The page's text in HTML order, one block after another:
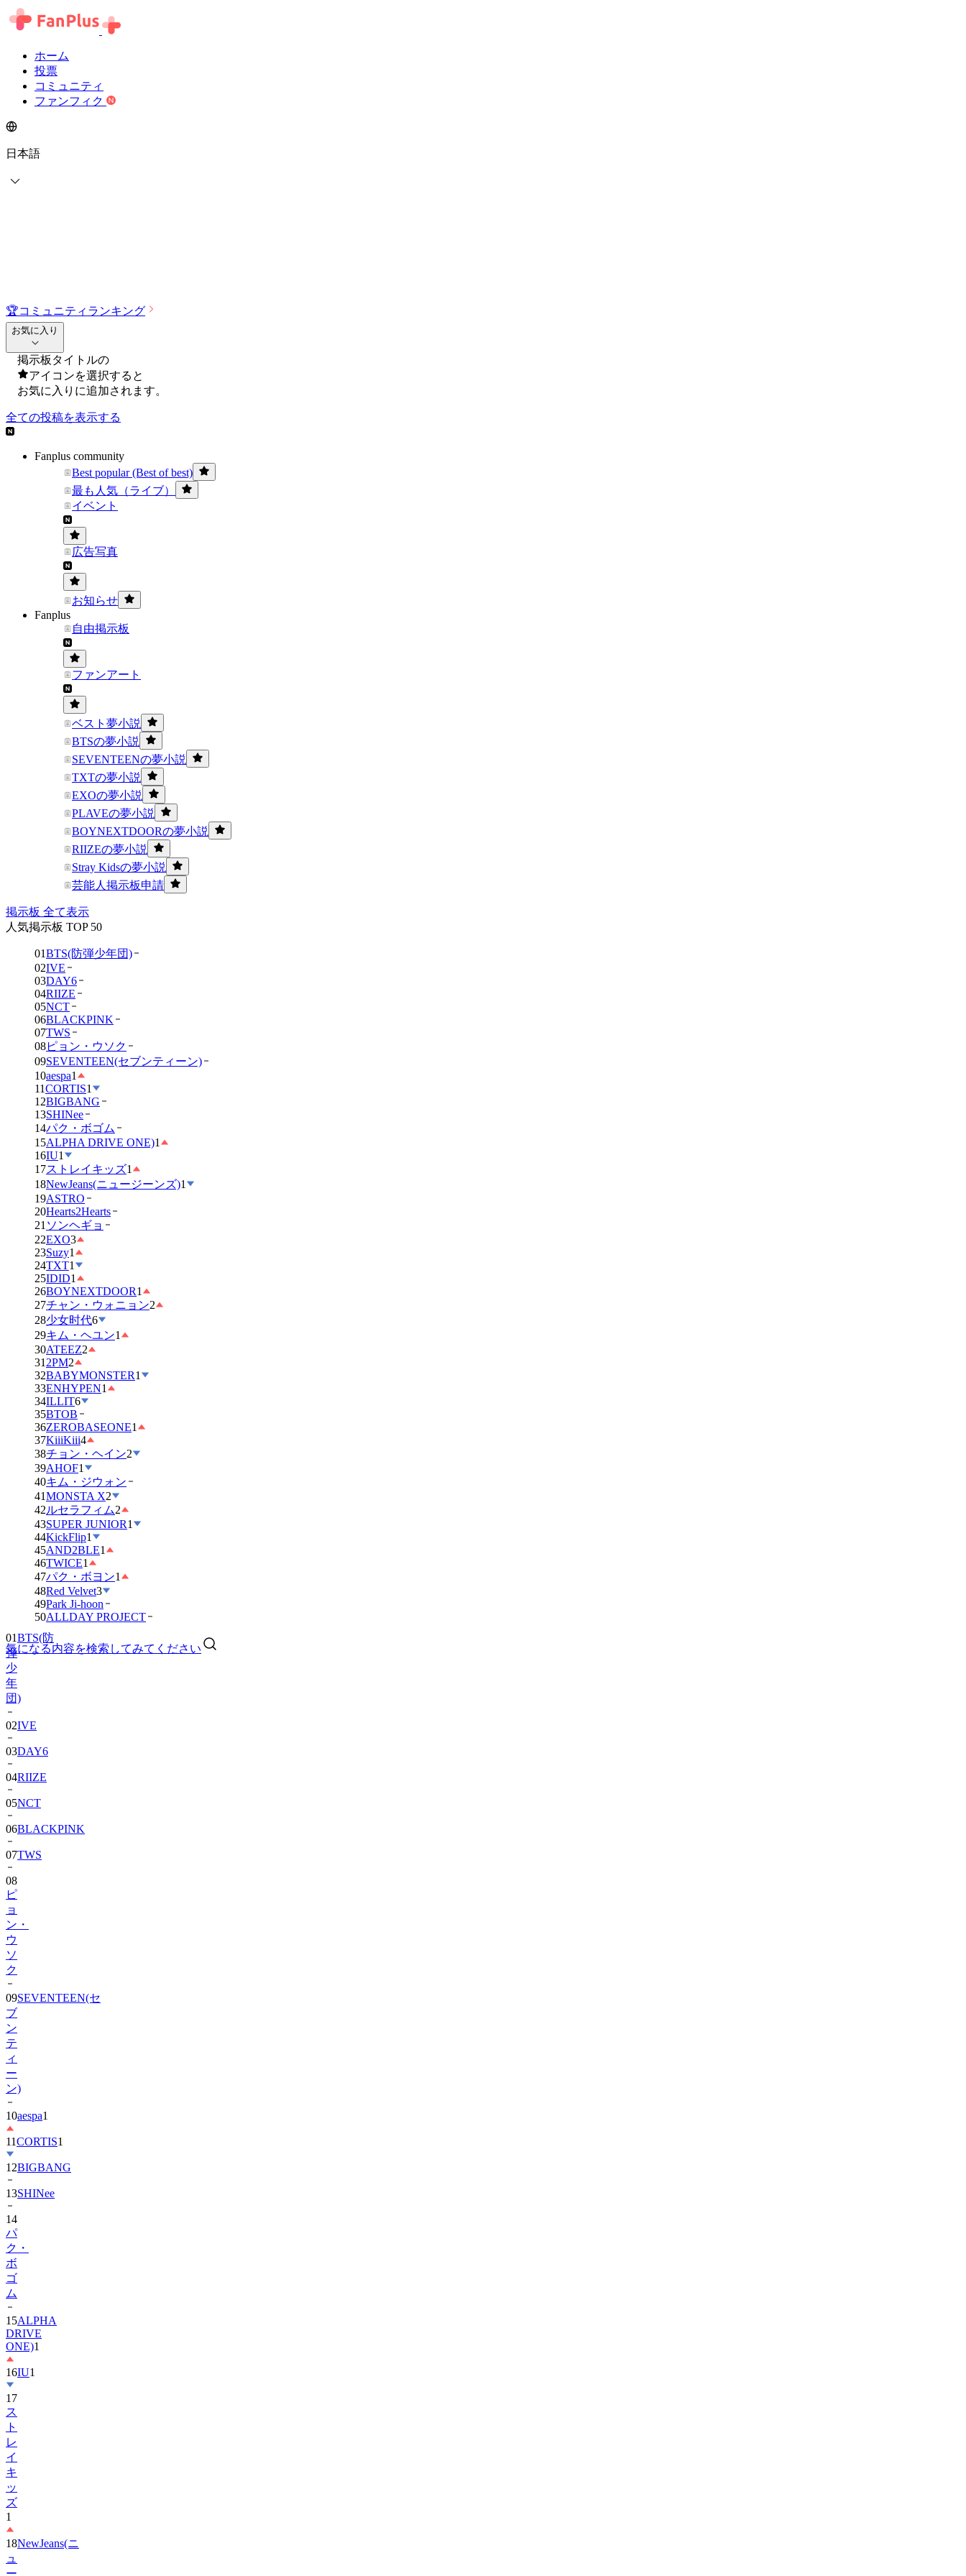
ホーム
投票
コミュニティ
ファンフィク
日本語
🏆コミュニティランキング
お気に入り
掲示板タイトルの
アイコンを選択すると
お気に入りに追加されます。
全ての投稿を表示する
Fanplus community
Best popular (Best of best)
最も人気（ライブ）
イベント
広告写真
お知らせ
Fanplus
自由掲示板
ファンアート
ベスト夢小説
BTSの夢小説
SEVENTEENの夢小説
TXTの夢小説
EXOの夢小説
PLAVEの夢小説
BOYNEXTDOORの夢小説
RIIZEの夢小説
Stray Kidsの夢小説
芸能人掲示板申請
掲示板 全て表示
人気掲示板 TOP 50
01BTS(防弾少年団)
02IVE
03DAY6
04RIIZE
05NCT
06BLACKPINK
07TWS
08ピョン・ウソク
09SEVENTEEN(セブンティーン)
10aespa1
11CORTIS1
12BIGBANG
13SHINee
14パク・ボゴム
15ALPHA DRIVE ONE)1
16IU1
17ストレイキッズ1
18NewJeans(ニュージーンズ)1
19ASTRO
20Hearts2Hearts
21 ソンヘギョ
22EXO3
23Suzy1
24TXT1
25IDID1
26BOYNEXTDOOR1
27チャン・ウォニョン2
28少女时代6
29キム・ヘユン1
30ATEEZ2
31 2PM2
32BABYMONSTER1
33ENHYPEN1
34ILLIT6
35BTOB
36ZEROBASEONE1
37KiiiKiii4
38チョン・ヘイン2
39AHOF1
40キム・ジウォン
41MONSTA X2
42ルセラフィム2
43SUPER JUNIOR1
44KickFlip1
45AND2BLE1
46TWICE1
47パク・ボヨン1
48Red Velvet3
49Park Ji-hoon
50ALLDAY PROJECT
気になる内容を検索してみてください
01BTS(防
弾
少
年
団)
02IVE
03DAY6
04RIIZE
05NCT
06BLACKPINK
07TWS
08
ピ
ョ
ン・
ウ
ソ
ク
09SEVENTEEN(セ
ブ
ン
テ
ィ
ー
ン)
10aespa1
11CORTIS1
12BIGBANG
13SHINee
14
パ
ク・
ボ
ゴ
ム
15ALPHA
DRIVE
ONE)1
16IU1
17
ス
ト
レ
イ
キ
ッ
ズ
1
18NewJeans(ニ
ュ
ー